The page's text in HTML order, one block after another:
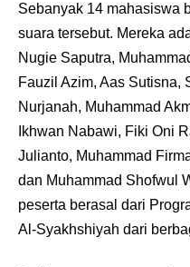
Sebanyak 14 mahasiswa
suara tersebut. Mereka
Nugie Saputra,
Fauzil Azim, Aas Sutisna,
Nurjanah, Muhammad
Ikhwan Nabawi, Fiki Oni
Julianto, Muhammad
dan Muhammad Shofwul
peserta berasal dari
Al-Syakhshiyah dari